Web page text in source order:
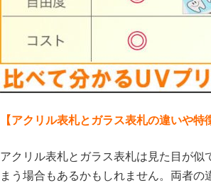
【アクリル表札とガラス表札の違いや特
アクリル表札とガラス表札は見た目が
まう場合もあるかもしれません。両者